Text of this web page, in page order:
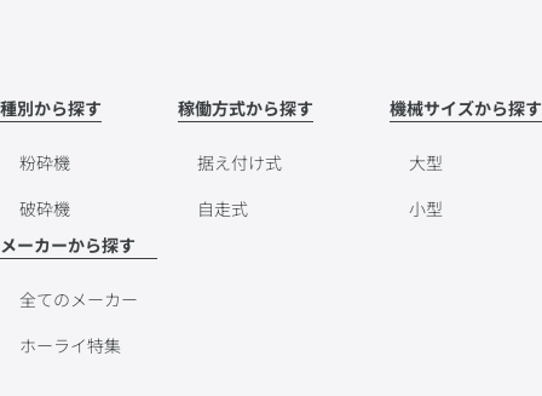
種別から探す
粉砕機
破砕機
稼働方式から探す
据え付け式
自走式
機械サイズから探す
大型
小型
メーカーから探す
全てのメーカー
ホーライ特集